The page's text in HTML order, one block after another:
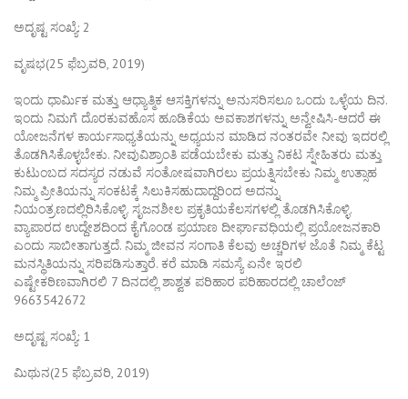
ಅದೃಷ್ಟ ಸಂಖ್ಯೆ: 2
ವೃಷಭ(25 ಫೆಬ್ರವರಿ, 2019)
ಇಂದು ಧಾರ್ಮಿಕ ಮತ್ತು ಆಧ್ಯಾತ್ಮಿಕ ಆಸಕ್ತಿಗಳನ್ನು ಅನುಸರಿಸಲೂ ಒಂದು ಒಳ್ಳೆಯ ದಿನ.
ಇಂದು ನಿಮಗೆ ದೊರಕುವಹೊಸ ಹೂಡಿಕೆಯ ಅವಕಾಶಗಳನ್ನು ಅನ್ವೇಷಿಸಿ-ಆದರೆ ಈ
ಯೋಜನೆಗಳ ಕಾರ್ಯಸಾಧ್ಯತೆಯನ್ನು ಅಧ್ಯಯನ ಮಾಡಿದ ನಂತರವೇ ನೀವು ಇದರಲ್ಲಿ
ತೊಡಗಿಸಿಕೊಳ್ಳಬೇಕು. ನೀವುವಿಶ್ರಾಂತಿ ಪಡೆಯಬೇಕು ಮತ್ತು ನಿಕಟ ಸ್ನೇಹಿತರು ಮತ್ತು
ಕುಟುಂಬದ ಸದಸ್ಯರ ನಡುವೆ ಸಂತೋಷವಾಗಿರಲು ಪ್ರಯತ್ನಿಸಬೇಕು ನಿಮ್ಮ ಉತ್ಸಾಹ
ನಿಮ್ಮ ಪ್ರೀತಿಯನ್ನು ಸಂಕಟಕ್ಕೆ ಸಿಲುಕಿಸಹುದಾದ್ದರಿಂದ ಅದನ್ನು
ನಿಯಂತ್ರಣದಲ್ಲಿರಿಸಿಕೊಳ್ಳಿ. ಸೃಜನಶೀಲ ಪ್ರಕೃತಿಯಕೆಲಸಗಳಲ್ಲಿ ತೊಡಗಿಸಿಕೊಳ್ಳಿ.
ವ್ಯಾಪಾರದ ಉದ್ದೇಶದಿಂದ ಕೈಗೊಂಡ ಪ್ರಯಾಣ ದೀರ್ಘಾವಧಿಯಲ್ಲಿ ಪ್ರಯೋಜನಕಾರಿ
ಎಂದು ಸಾಬೀತಾಗುತ್ತದೆ. ನಿಮ್ಮ ಜೀವನ ಸಂಗಾತಿ ಕೆಲವು ಅಚ್ಚರಿಗಳ ಜೊತೆ ನಿಮ್ಮ ಕೆಟ್ಟ
ಮನಸ್ಥಿತಿಯನ್ನು ಸರಿಪಡಿಸುತ್ತಾರೆ. ಕರೆ ಮಾಡಿ ಸಮಸ್ಯೆ ಏನೇ ಇರಲಿ
ಎಷ್ಟೇಕಠಿಣವಾಗಿರಲಿ 7 ದಿನದಲ್ಲಿ ಶಾಶ್ವತ ಪರಿಹಾರ ಪರಿಹಾರದಲ್ಲಿ ಚಾಲೆಂಜ್
9663542672
ಅದೃಷ್ಟ ಸಂಖ್ಯೆ: 1
ಮಿಥುನ(25 ಫೆಬ್ರವರಿ, 2019)